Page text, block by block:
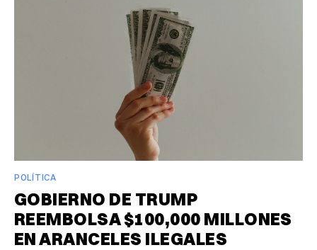
POLÍTICA
GOBIERNO DE TRUMP
REEMBOLSA $100,000 MILLONES
EN ARANCELES ILEGALES